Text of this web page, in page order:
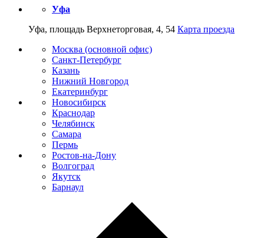
Уфа
Уфа, площадь Верхнеторговая, 4, 54 Карта проезда
Москва (основной офис)
Санкт-Петербург
Казань
Нижний Новгород
Екатеринбург
Новосибирск
Краснодар
Челябинск
Самара
Пермь
Ростов-на-Дону
Волгоград
Якутск
Барнаул